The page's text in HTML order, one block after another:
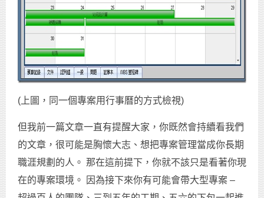
(上圖，同一個專案用行事曆的方式檢視)
但我前一篇文章一直有提醒大家，你既然會持續看我們
的文章，很可能是胸懷大志、想把專案管理當成你長期
職涯規劃的人。 那在這前提下，你就不該只是看著你現
在的專案環境。 因為接下來你有可能會帶大型專案 –